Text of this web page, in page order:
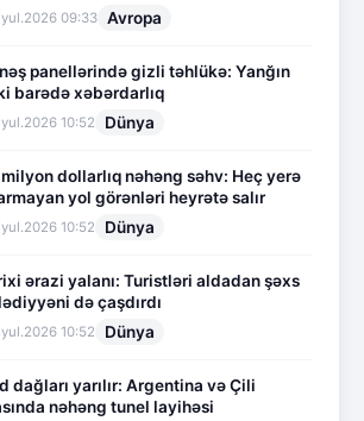
09:33 Avropa
panellərində gizli təhlükə: Yanğın
barədə xəbərdarlıq
10:52 Dünya
dollarlıq nəhəng səhv: Heç yerə
yol görənləri heyrətə salır
10:52 Dünya
ərazi yalanı: Turistləri aldadan şəxs
də çaşdırdı
10:52 Dünya
dağları yarılır: Argentina və Çili
nəhəng tunel layihəsi